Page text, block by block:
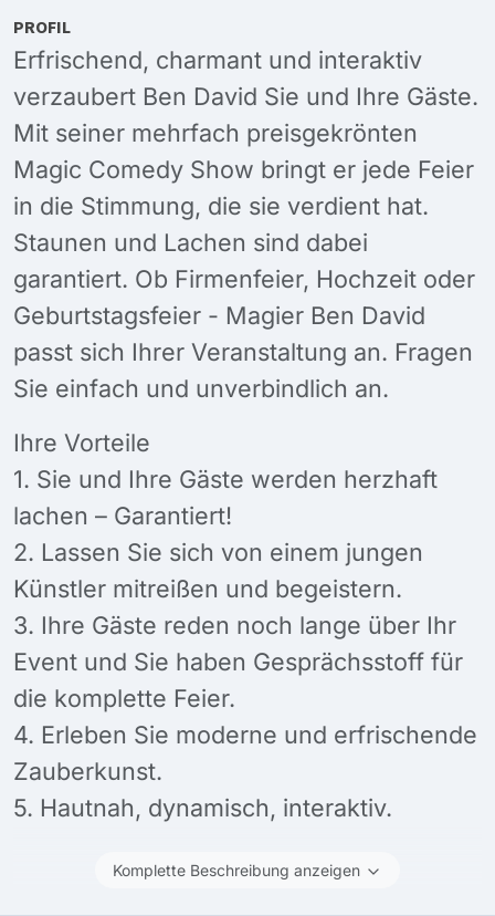
PROFIL
Erfrischend, charmant und interaktiv
verzaubert Ben David Sie und Ihre Gäste.
Mit seiner mehrfach preisgekrönten
Magic Comedy Show bringt er jede Feier
in die Stimmung, die sie verdient hat.
Staunen und Lachen sind dabei
garantiert. Ob Firmenfeier, Hochzeit oder
Geburtstagsfeier - Magier Ben David
passt sich Ihrer Veranstaltung an. Fragen
Sie einfach und unverbindlich an.
Ihre Vorteile
1. Sie und Ihre Gäste werden herzhaft
lachen – Garantiert!
2. Lassen Sie sich von einem jungen
Künstler mitreißen und begeistern.
3. Ihre Gäste reden noch lange über Ihr
Event und Sie haben Gesprächsstoff für
die komplette Feier.
4. Erleben Sie moderne und erfrischende
Zauberkunst.
5. Hautnah, dynamisch, interaktiv.
Komplette Beschreibung anzeigen